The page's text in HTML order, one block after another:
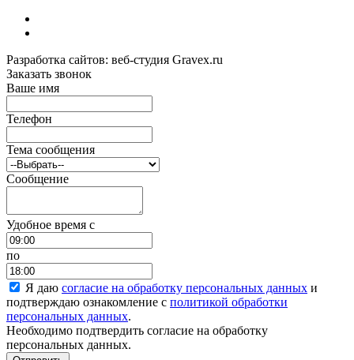
Разработка сайтов: веб-студия Gravex.ru
Заказать звонок
Ваше имя
Телефон
Тема сообщения
Сообщение
Удобное время c
по
Я даю согласие на обработку персональных данных и
подтверждаю ознакомление с политикой обработки
персональных данных.
Необходимо подтвердить согласие на обработку
персональных данных.